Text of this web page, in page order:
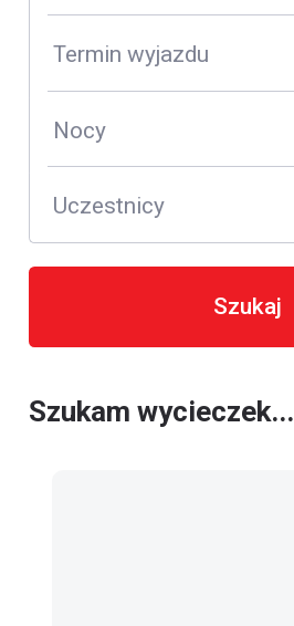
Termin wyjazdu
Nocy
Uczestnicy
Szukaj
Szukam wycieczek...